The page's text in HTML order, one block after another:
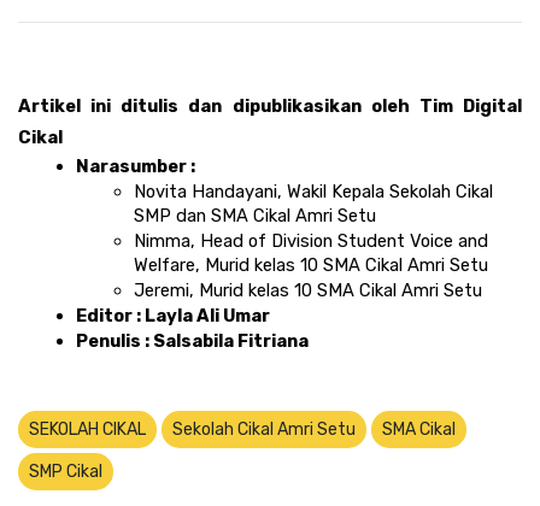
Artikel ini ditulis dan dipublikasikan oleh Tim Digital
Cikal
Narasumber :
Novita Handayani, Wakil Kepala Sekolah Cikal
SMP dan SMA Cikal Amri Setu
Nimma, Head of Division Student Voice and
Welfare, Murid kelas 10 SMA Cikal Amri Setu
Jeremi, Murid kelas 10 SMA Cikal Amri Setu
Editor : Layla Ali Umar
Penulis : Salsabila Fitriana
SEKOLAH CIKAL Sekolah Cikal Amri Setu SMA Cikal
SMP Cikal